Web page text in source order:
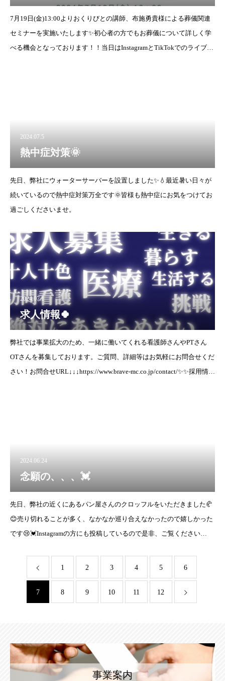
7月19日(金)13:00よりおくりびとの講師、布施勇貴様による葬儀関連
セミナーを実施いたします✨初心者の方でもお葬儀について詳しく学
べる機会となっております！！当日はInstagramとTikTokでのライブ配
2024.07.5
熱中症対策🌞
先日、弊社にウォーターサーバーを設置しました✨💧最近暑い日々が
続いているので熱中症対策万全です🌞皆様も熱中症にお気をつけてお
過ごしくださいませ。
2024.07.1
求人情報🍀
弊社では事業拡大のため、一緒に働いてくれる看護師さんやPTさん
OTさんを募集しております。ご質問、詳細等はお気軽にお問合せくだ
さい！お問合せURL↓↓↓https://www.brave-mc.co.jp/contact/✨✨採用情報
2024.06.24
念願の、、、💓
先日、弊社の近くにあるパン屋さんのクロッフルをいただきました🥐
😊売り切れることが多く、なかなか巡り合えなかったので嬉しかった
です😢💓Instagramの方にも投稿しているので是非、ご覧ください
1 2 3 4 5 6
7 8 9 10 11 12
事業案内